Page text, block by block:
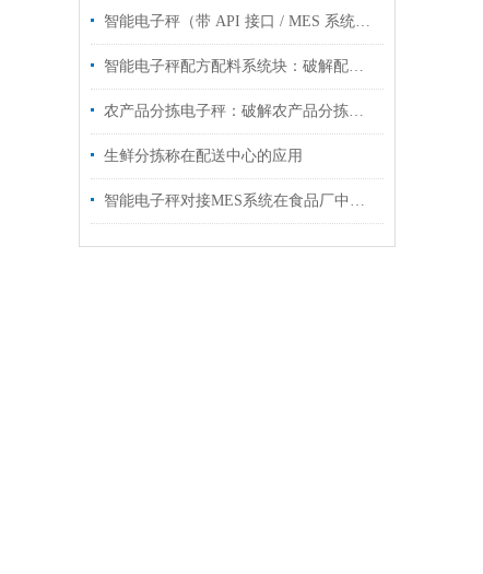
智能电子秤（带 API 接口 / MES 系统对接）工业管控智能化升级
智能电子秤配方配料系统块：破解配方配料痛点，筑牢生产精准防线
农产品分拣电子秤：破解农产品分拣难题
生鲜分拣称在配送中心的应用
智能电子秤对接MES系统在食品厂中的应用